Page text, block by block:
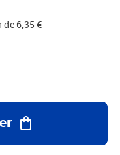
6,35 €